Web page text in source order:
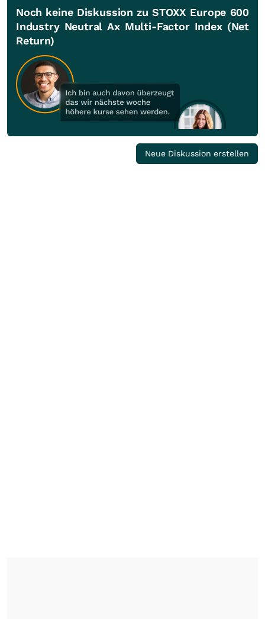
Noch keine Diskussion zu STOXX Europe 600
Industry Neutral Ax Multi-Factor Index (Net
Return)
Neue Diskussion erstellen